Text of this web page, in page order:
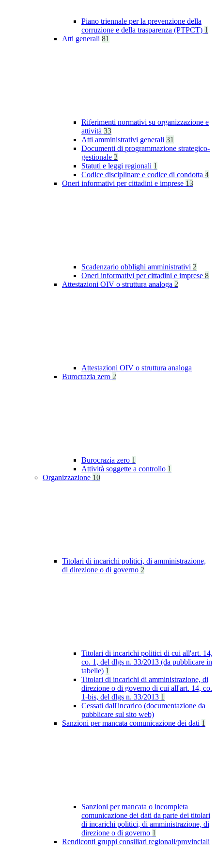
Piano triennale per la prevenzione della
corruzione e della trasparenza (PTPCT) 1
Atti generali 81
Riferimenti normativi su organizzazione e
attività 33
Atti amministrativi generali 31
Documenti di programmazione strategico-
gestionale 2
Statuti e leggi regionali 1
Codice disciplinare e codice di condotta 4
Oneri informativi per cittadini e imprese 13
Scadenzario obblighi amministrativi 2
Oneri informativi per cittadini e imprese 8
Attestazioni OIV o struttura analoga 2
Attestazioni OIV o struttura analoga
Burocrazia zero 2
Burocrazia zero 1
Attività soggette a controllo 1
Organizzazione 10
Titolari di incarichi politici, di amministrazione,
di direzione o di governo 2
Titolari di incarichi politici di cui all'art. 14,
co. 1, del dlgs n. 33/2013 (da pubblicare in
tabelle) 1
Titolari di incarichi di amministrazione, di
direzione o di governo di cui all'art. 14, co.
1-bis, del dlgs n. 33/2013 1
Cessati dall'incarico (documentazione da
pubblicare sul sito web)
Sanzioni per mancata comunicazione dei dati 1
Sanzioni per mancata o incompleta
comunicazione dei dati da parte dei titolari
di incarichi politici, di amministrazione, di
direzione o di governo 1
Rendiconti gruppi consiliari regionali/provinciali